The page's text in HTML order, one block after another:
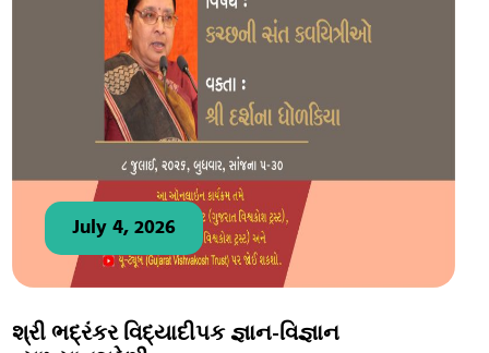
July 4, 2026
શ્રી ભદ્રંકર વિદ્યાદીપક જ્ઞાન-વિજ્ઞાન